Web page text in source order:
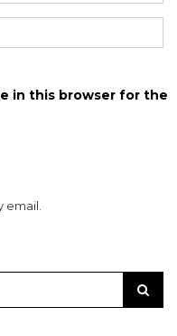
in this browser for the
email.